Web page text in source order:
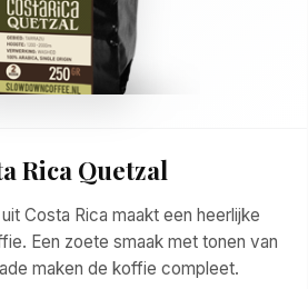
Rica Quetzal
Costa Rica maakt een heerlijke
Een zoete smaak met tonen van
maken de koffie compleet.